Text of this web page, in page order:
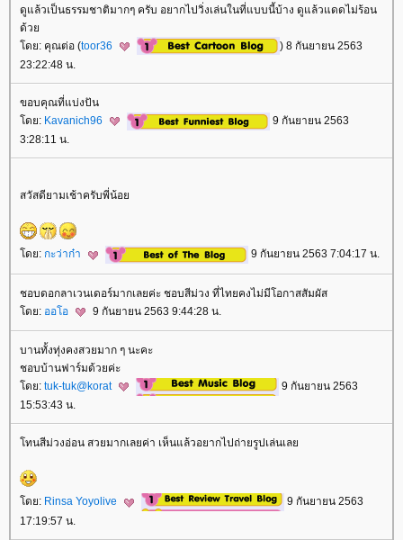
ดูแล้วเป็นธรรมชาติมากๆ ครับ อยากไปวิ่งเล่นในที่แบบนี้บ้าง ดูแล้วแดดไม่ร้อน
ด้ว
ดย: คุณต่อ (toor36
) 8 กันยายน 2563
23:22:48 น.
ขอบคุณที่แบ่งปัน
ดย: Kavanich96
9 กันยายน 2563
3:28:11 น.
สวัสดียามเช้าครับพี่น้อ
ดย: กะว่าก๋า 9 กันยายน 2563 7:04:17 น.
ชอบดอกลาเวนเดอร์มากเลยค่ะ ชอบสีม่วง ที่ไทยคงไม่มีโอกาสสัมผัส
ดย: ออโอ 9 กันยายน 2563 9:44:28 น.
บานทั้งทุ่งคงสวยมาก ๆ นะคะ
ชอบบ้านฟาร์มด้วยค่ะ
ดย: tuk-tuk@korat
9 กันยายน 2563
15:53:43 น.
ทนสีม่วงอ่อน สวยมากเลยค่า เห็นแล้วอยากไปถ่ายรูปเล่นเล
ดย: Rinsa Yoyolive
9 กันยายน 2563
17:19:57 น.